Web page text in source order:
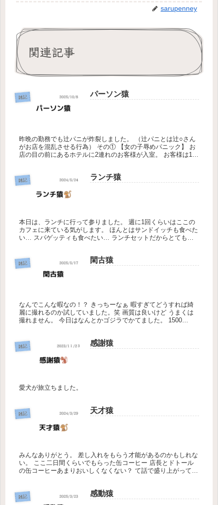
sarupenney
関連記事
雑記 パーソン猿
昨晩の勤務でも辻パニが炸裂しました。 （辻パニとは辻○さん
がお店を混乱させる行為） その① 【女の子辱めパニック】 お
店の目の前にあるホテルに2連れのお客様が入室。 お客様は101
雑記 ランチ猿
本日は、ランチに行って参りました。 週に1回くらいはここの
カフェに来ている気がします。 ほんとはサンドイッチも食べた
い… スパゲッティも食べたい… ランチセットだからとてもお
雑記 閑古猿
なんでこんな暇なの！？ きっちーなぁ 暇すぎてどうすれば綺
麗に撮れるのか試していました。笑 画質は良いけど うまくは
撮れません。 今日はなんとかゴジラでかてました。 1500
雑記 感謝猿
愛犬が旅立ちました。
雑記 天才猿
みんなありがとう。 差し入れをもらう才能があるのかもしれな
い。 ここ二日間くらいでもらった缶コーヒー 店長とドトール
の缶コーヒーあまりおいしくなくない？ て話で盛り上がってた
雑記 感動猿